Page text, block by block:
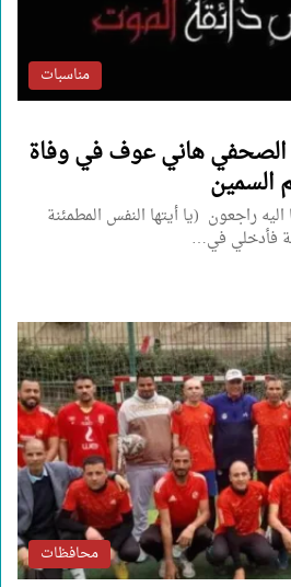
مناسبات
الصحفي هاني عوف في وفاة
السمين
اليه راجعون ‏ (‏يا أيتها النفس المطمئنة
فأدخلي في…
محافظات